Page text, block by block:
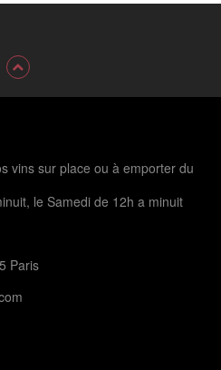
vins sur place ou à emporter du
le Samedi de 12h a minuit
Paris